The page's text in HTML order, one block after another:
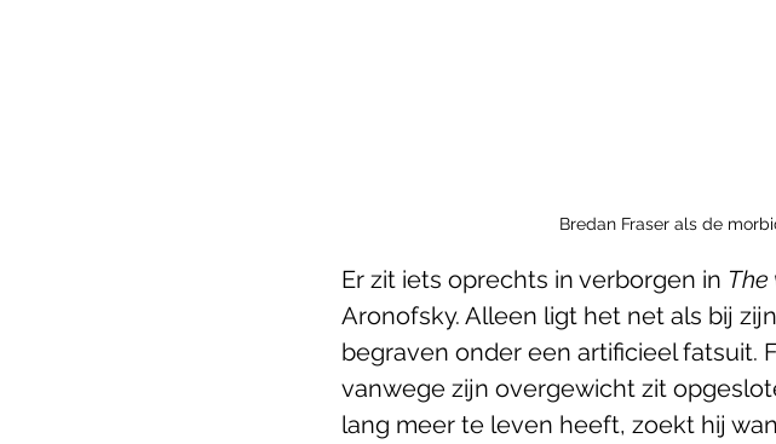
Bredan Fraser als de
Er zit iets oprechts in verborgen in The
Aronofsky. Alleen ligt het net als bij
begraven onder een artificieel fatsuit.
vanwege zijn overgewicht zit
lang meer te leven heeft, zoekt hij